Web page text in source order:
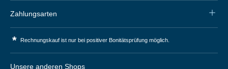
Zahlungsarten
* Rechnungskauf ist nur bei positiver Bonitätsprüfung möglich.
Unsere anderen Shops